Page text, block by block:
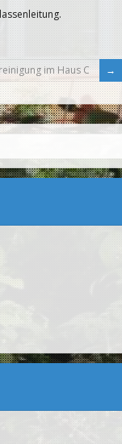
im Haus C